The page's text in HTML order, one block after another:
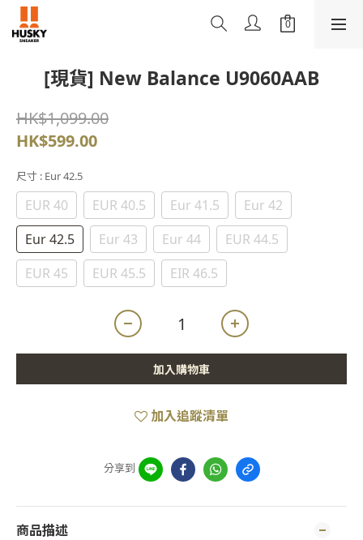
[現貨] New Balance U9060AAB
HK$1,099.00
HK$599.00
尺寸 : Eur 42.5
EUR 40 EUR 40.5 Eur 41.5
Eur 42
Eur 42.5
Eur 43 Eur 44
EUR 44.5
EUR 45
EUR 45.5 EIR 46.5
加入購物車
加入追蹤清單
分享到
商品描述